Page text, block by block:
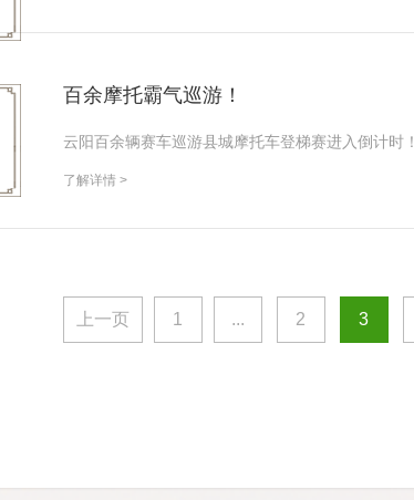
百余摩托霸气巡游！
云阳百余辆赛车巡游县城摩托车登梯赛进入倒计时！
了解详情 >
上一页 1 ... 2 3